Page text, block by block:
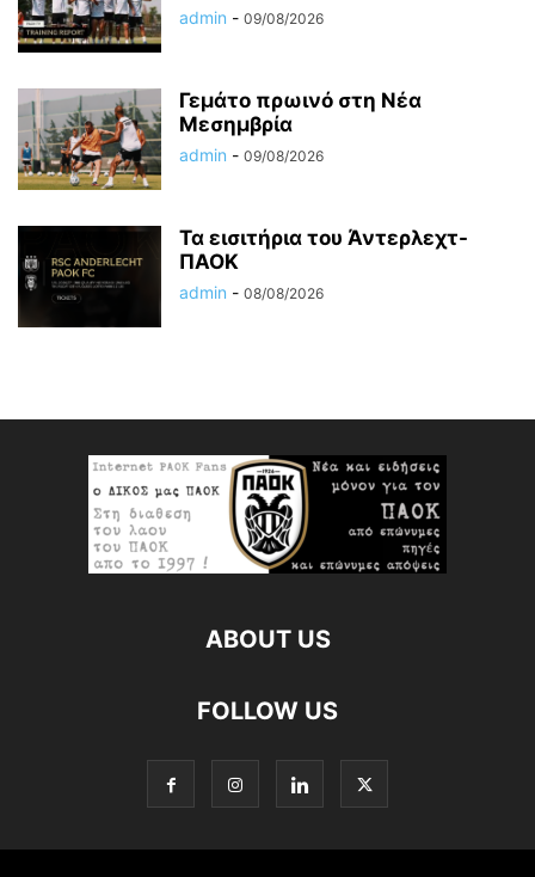
admin - 09/08/2026
Γεμάτο πρωινό στη Νέα
Μεσημβρία
admin - 09/08/2026
Τα εισιτήρια του Άντερλεχτ-
ΠΑΟΚ
admin - 08/08/2026
ABOUT US
FOLLOW US